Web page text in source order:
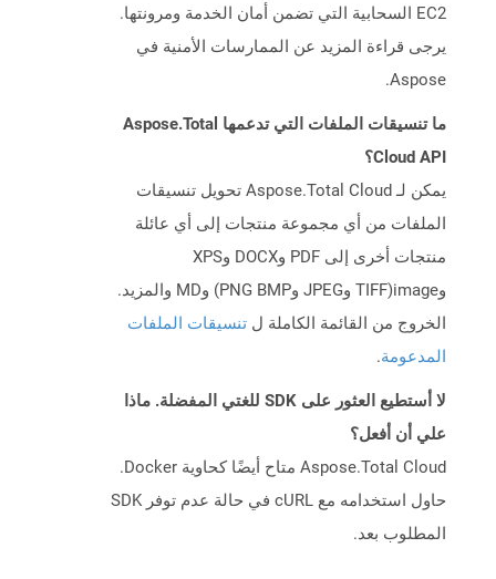
EC2 السحابية التي تضمن أمان الخدمة ومرونتها.
يرجى قراءة المزيد عن الممارسات الأمنية في
Aspose.
ما تنسيقات الملفات التي تدعمها Aspose.Total
Cloud API؟
يمكن لـ Aspose.Total Cloud تحويل تنسيقات
الملفات من أي مجموعة منتجات إلى أي عائلة
منتجات أخرى إلى PDF وDOCX وXPS
وimage(TIFF وJPEG وPNG BMP) وMD والمزيد.
الخروج من القائمة الكاملة ل تنسيقات الملفات
المدعومة.
لا أستطيع العثور على SDK للغتي المفضلة. ماذا
علي أن أفعل؟
Aspose.Total Cloud متاح أيضًا كحاوية Docker.
حاول استخدامه مع cURL في حالة عدم توفر SDK
المطلوب بعد.